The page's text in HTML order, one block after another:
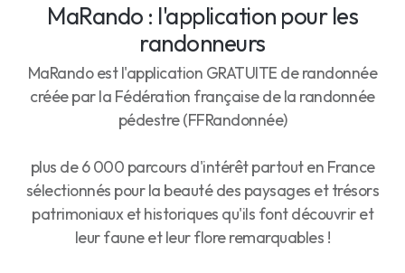
MaRando : l'application pour les
randonneurs
MaRando est l'application GRATUITE de randonnée
créée par la Fédération française de la randonnée
pédestre (FFRandonnée)
plus de 6 000 parcours d'intérêt partout en France
sélectionnés pour la beauté des paysages et trésors
patrimoniaux et historiques qu'ils font découvrir et
leur faune et leur flore remarquables !